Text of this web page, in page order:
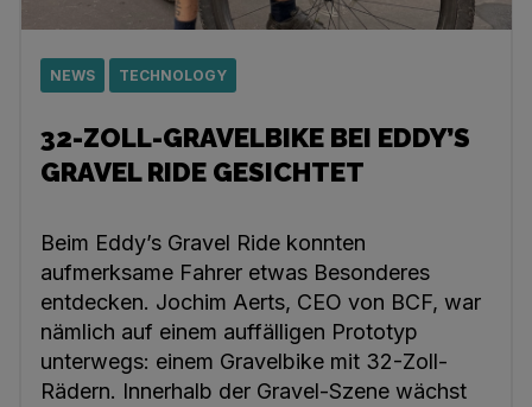
NEWS TECHNOLOGY
32-ZOLL-GRAVELBIKE BEI EDDY’S
GRAVEL RIDE GESICHTET
Beim Eddy’s Gravel Ride konnten
aufmerksame Fahrer etwas Besonderes
entdecken. Jochim Aerts, CEO von BCF, war
nämlich auf einem auffälligen Prototyp
unterwegs: einem Gravelbike mit 32-Zoll-
Rädern. Innerhalb der Gravel-Szene wächst